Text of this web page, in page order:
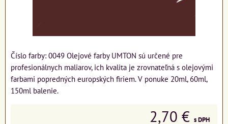
Číslo farby: 0049 Olejové farby UMTON sú určené pre
profesionálnych maliarov, ich kvalita je zrovnateľná s olejovými
farbami popredných europských firiem. V ponuke 20ml, 60ml,
150ml balenie.
2,70 € s DPH